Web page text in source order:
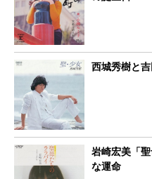
西城秀樹と
岩崎宏美「
な運命